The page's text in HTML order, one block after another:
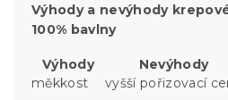
Výhody a nevýhody
100% bavlny
Výhody
Nevýhody
měkkost
vyšší pořizovací